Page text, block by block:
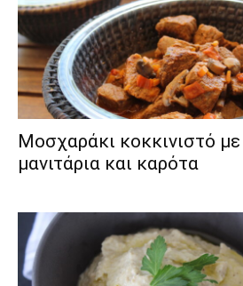
Μοσχαράκι κοκκινιστό με
μανιτάρια και καρότα